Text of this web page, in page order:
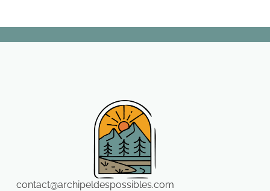
contact@archipeldespossibles.com